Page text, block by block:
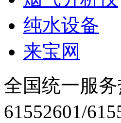
纯水设备
来宝网
全国统一服
61552601/